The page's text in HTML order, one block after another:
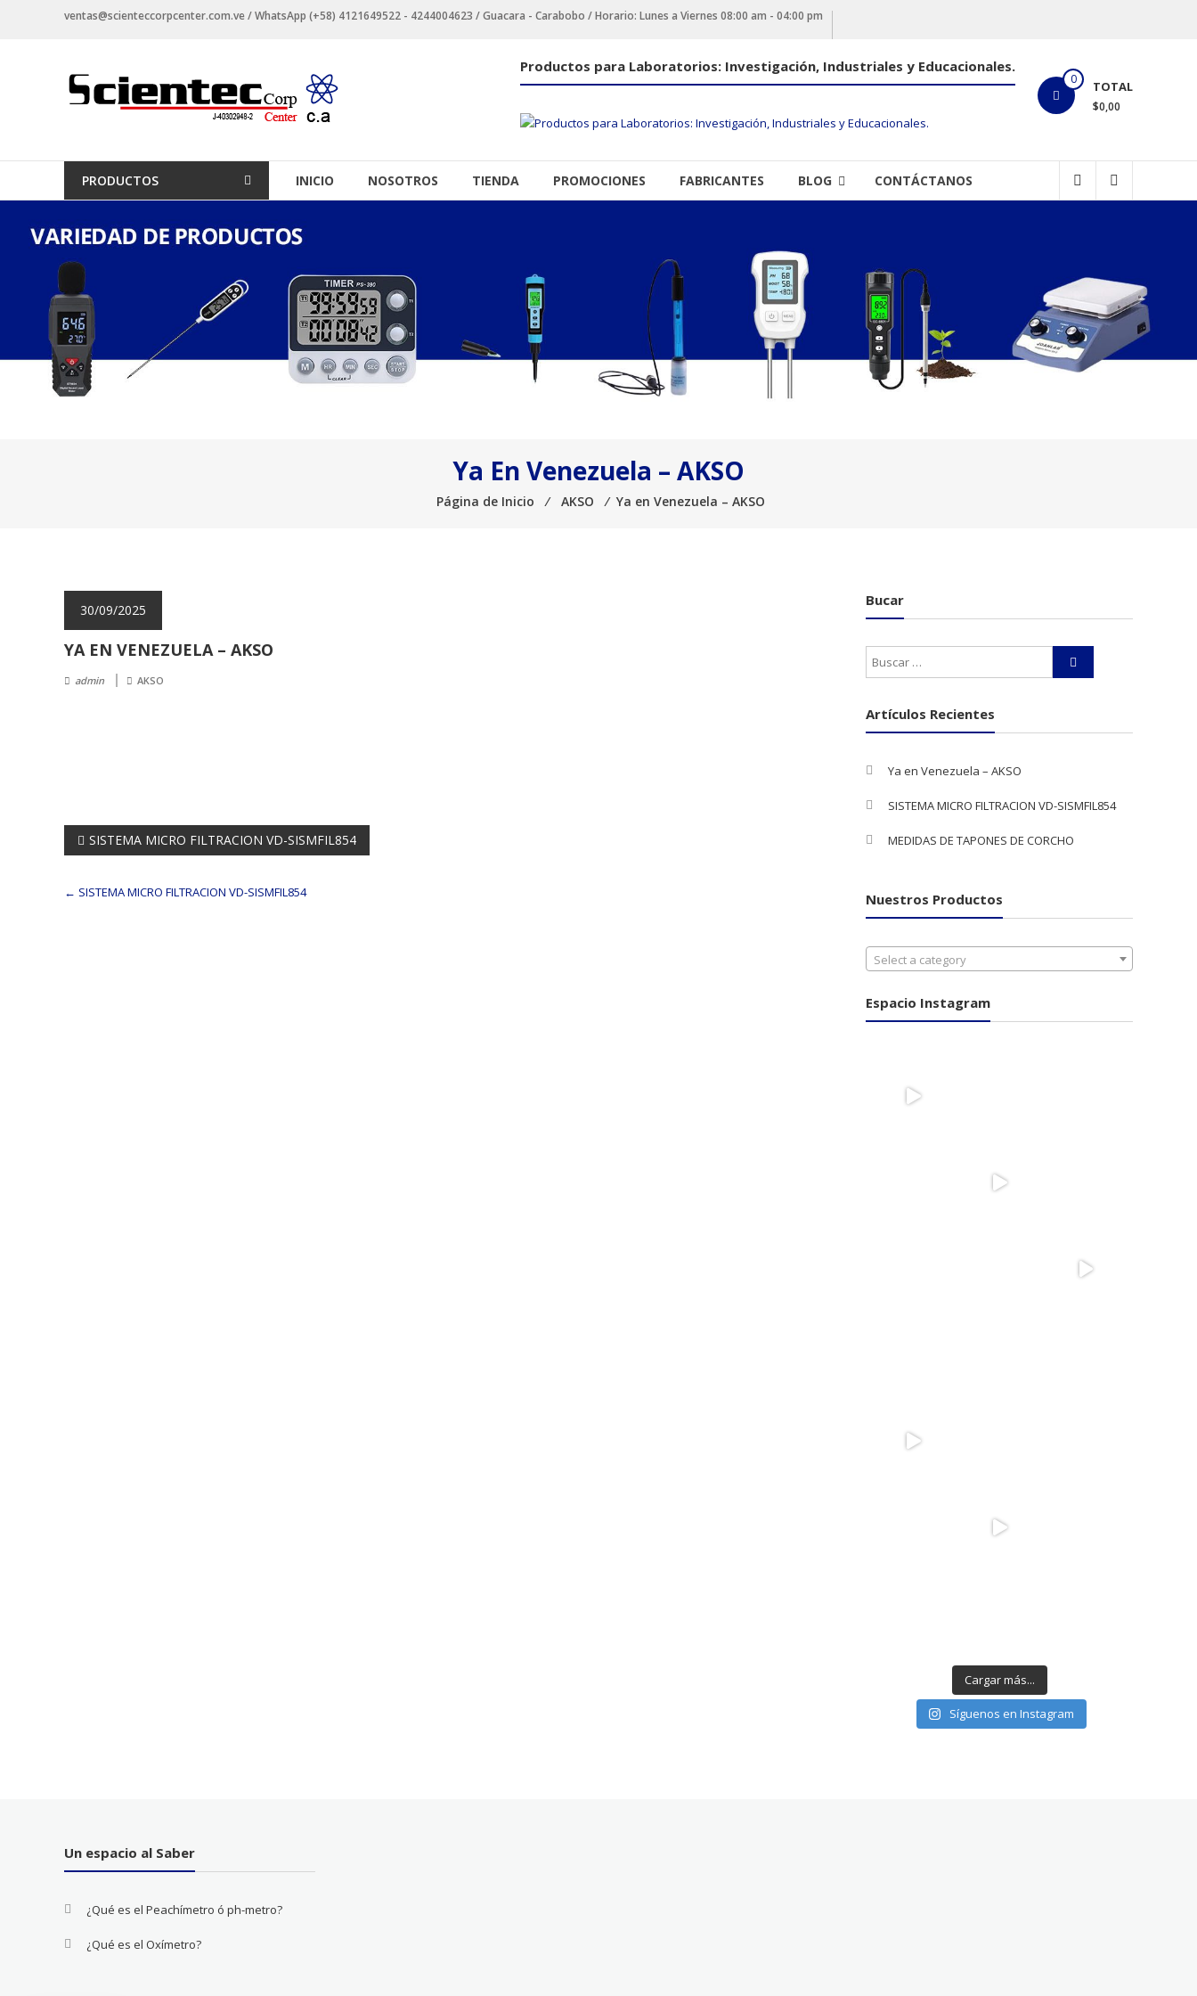
ventas@scienteccorpcenter.com.ve / WhatsApp (+58) 4121649522 - 4244004623 / Guacara - Carabobo / Horario: Lunes a Viernes 08:00 am - 04:00 pm
Productos
para
Investigación,
Industriales
Educacionales.
0 TOTAL
$0,00
Productos para Laboratorios: Investigación, Industriales y Educacionales.
PRODUCTOS INICIO NOSOTROS TIENDA PROMOCIONES FABRICANTES BLOG CONTÁCTANOS
Ya En Venezuela – AKSO
Página de Inicio ⁄ AKSO ⁄ Ya en Venezuela – AKSO
30/09/2025
YA EN VENEZUELA – AKSO
admin AKSO
Navegación
SISTEMA MICRO FILTRACION VD-SISMFIL854
← SISTEMA MICRO FILTRACION VD-SISMFIL854
Bucar
Artículos Recientes
Ya en Venezuela – AKSO
SISTEMA MICRO FILTRACION VD-SISMFIL854
MEDIDAS DE TAPONES DE CORCHO
Nuestros Productos
Select a category
Espacio Instagram
Cargar más...
Síguenos en Instagram
Un espacio al Saber
¿Qué es el Peachímetro ó ph-metro?
¿Qué es el Oxímetro?